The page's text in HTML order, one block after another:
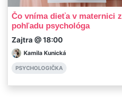
Čo vníma dieťa v maternici z
pohľadu psychológa
Zajtra @ 18:00
Kamila Kunická
PSYCHOLOGIČKA